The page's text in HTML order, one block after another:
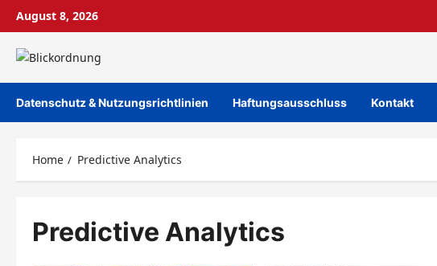
Skip
content
August 8, 2026
Datenschutz & Nutzungsrichtlinien Haftungsausschluss Kontakt
Home Predictive Analytics
Predictive Analytics